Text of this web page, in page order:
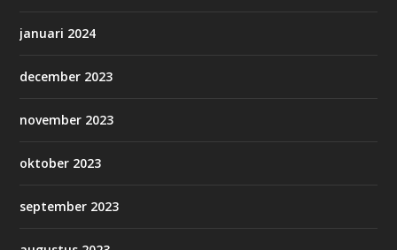
januari 2024
december 2023
november 2023
oktober 2023
september 2023